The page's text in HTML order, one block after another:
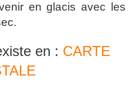
en glacis avec les
en : CARTE